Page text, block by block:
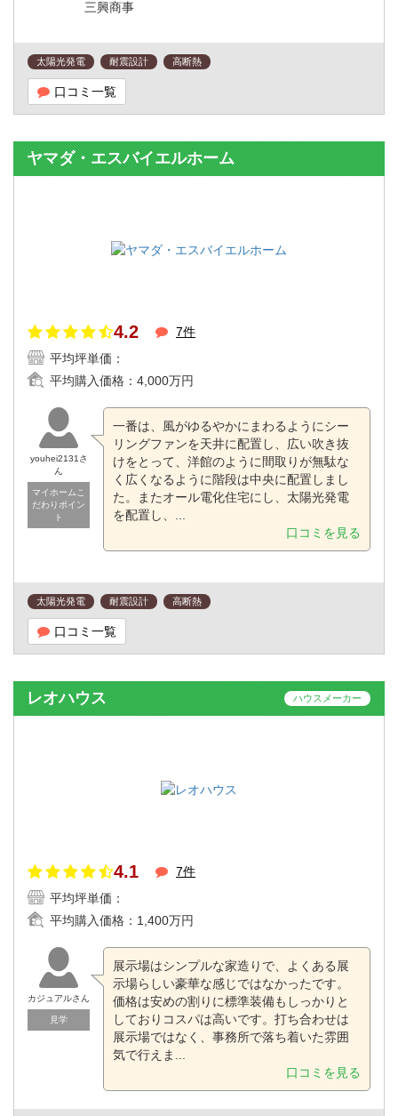
三興商事
太陽光発電 耐震設計 高断熱
口コミ一覧
ヤマダ・エスバイエルホーム
4.2
7件
平均坪単価：
平均購入価格： 4,000万円
youhei2131さ
ん
マイホームこ
だわりポイン
ト
一番は、風がゆるやかにまわるようにシー
リングファンを天井に配置し、広い吹き抜
けをとって、洋館のように間取りが無駄な
く広くなるように階段は中央に配置しまし
た。またオール電化住宅にし、太陽光発電
を配置し、...
口コミを見る
太陽光発電 耐震設計 高断熱
口コミ一覧
レオハウス ハウスメーカー
4.1
7件
平均坪単価：
平均購入価格： 1,400万円
カジュアルさん
見学
展示場はシンプルな家造りで、よくある展
示場らしい豪華な感じではなかったです。
価格は安めの割りに標準装備もしっかりと
しておりコスパは高いです。打ち合わせは
展示場ではなく、事務所で落ち着いた雰囲
気で行えま...
口コミを見る